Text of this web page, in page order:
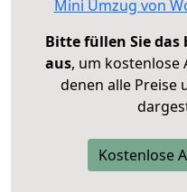
Mini Umzug von
Bitte füllen Sie
aus, um kostenlose
denen alle Preise
Kostenlose